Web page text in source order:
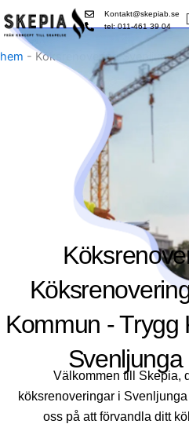
to
content
Kontakt@skepiab.se
tel: 011-461 39 04
hem - Köksrenovering Svenljunga
Kommun - Trygg
Välkommen till Skepia,
köksrenoveringar i
oss på att förvandla ditt